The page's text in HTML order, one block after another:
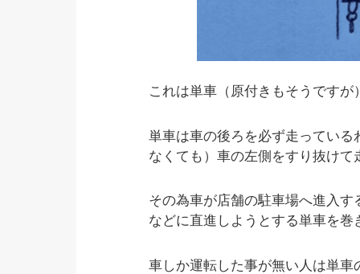
これは単車（原付きもそうです
単車は車の後ろを必ず走ってい
なくても）車の左側をすり抜けて
その為車が店舗の駐車場へ進入
などに直進しようとする単車を
車しか運転した事が無い人は単